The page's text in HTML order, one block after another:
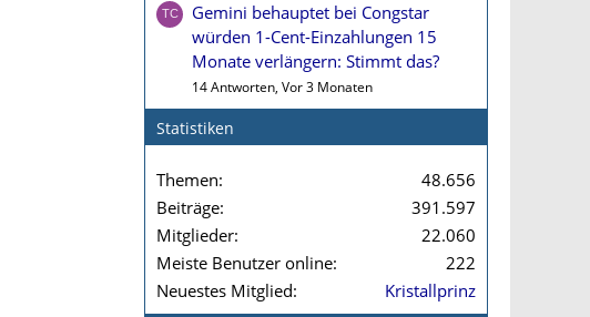
Gemini behauptet bei Congstar
würden 1-Cent-Einzahlungen 15
Monate verlängern: Stimmt das?
14 Antworten, Vor 3 Monaten
Statistiken
Themen
48.656
Beiträge
391.597
Mitglieder
22.060
Meiste Benutzer online
222
Neuestes Mitglied
Kristallprinz